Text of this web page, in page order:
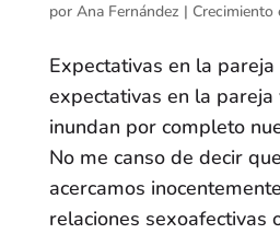
por Ana Fernández | Crecimiento
Expectativas en la
expectativas en la
inundan por completo
No me canso de decir
acercamos
relaciones sexoafectivas